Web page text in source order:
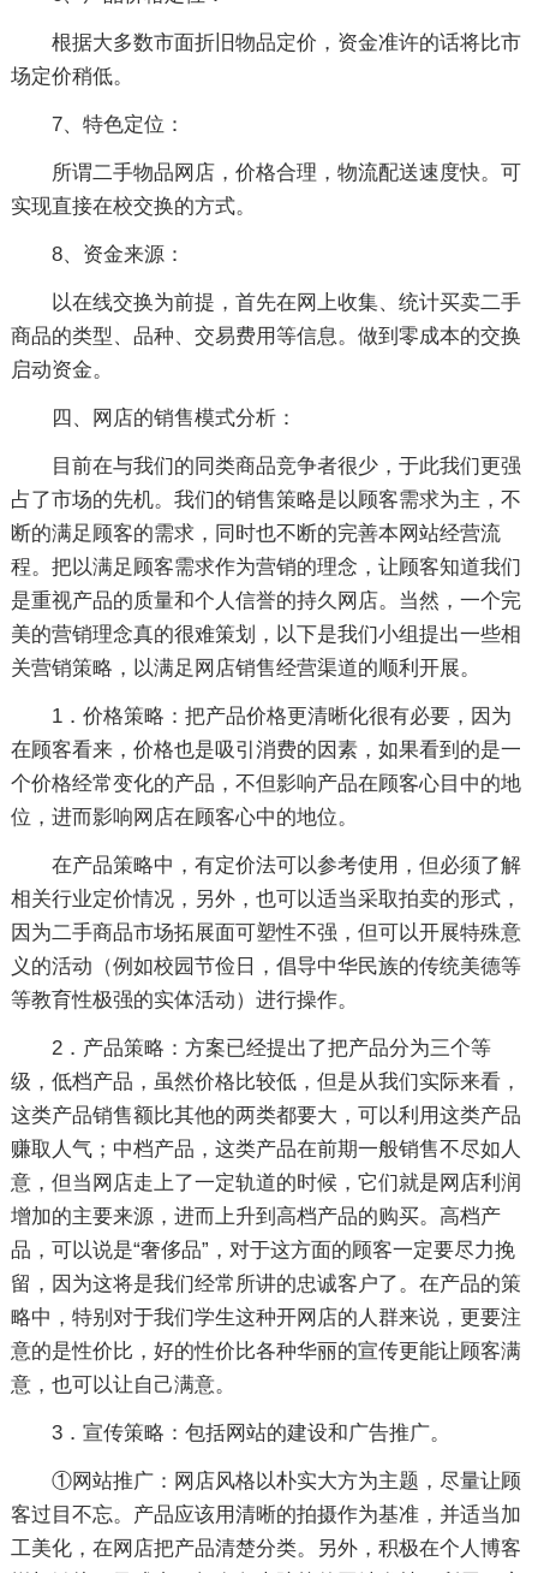
根据大多数市面折旧物品定价，资金准许的话将比市
场定价稍低。
7、特色定位：
所谓二手物品网店，价格合理，物流配送速度快。可
实现直接在校交换的方式。
8、资金来源：
以在线交换为前提，首先在网上收集、统计买卖二手
商品的类型、品种、交易费用等信息。做到零成本的交换
启动资金。
四、网店的销售模式分析：
目前在与我们的同类商品竞争者很少，于此我们更强
占了市场的先机。我们的销售策略是以顾客需求为主，不
断的满足顾客的需求，同时也不断的完善本网站经营流
程。把以满足顾客需求作为营销的理念，让顾客知道我们
是重视产品的质量和个人信誉的持久网店。当然，一个完
美的营销理念真的很难策划，以下是我们小组提出一些相
关营销策略，以满足网店销售经营渠道的顺利开展。
1．价格策略：把产品价格更清晰化很有必要，因为
在顾客看来，价格也是吸引消费的因素，如果看到的是一
个价格经常变化的产品，不但影响产品在顾客心目中的地
位，进而影响网店在顾客心中的地位。
在产品策略中，有定价法可以参考使用，但必须了解
相关行业定价情况，另外，也可以适当采取拍卖的形式，
因为二手商品市场拓展面可塑性不强，但可以开展特殊意
义的活动（例如校园节俭日，倡导中华民族的传统美德等
等教育性极强的实体活动）进行操作。
2．产品策略：方案已经提出了把产品分为三个等
级，低档产品，虽然价格比较低，但是从我们实际来看，
这类产品销售额比其他的两类都要大，可以利用这类产品
赚取人气；中档产品，这类产品在前期一般销售不尽如人
意，但当网店走上了一定轨道的时候，它们就是网店利润
增加的主要来源，进而上升到高档产品的购买。高档产
品，可以说是“奢侈品”，对于这方面的顾客一定要尽力挽
留，因为这将是我们经常所讲的忠诚客户了。在产品的策
略中，特别对于我们学生这种开网店的人群来说，更要注
意的是性价比，好的性价比各种华丽的宣传更能让顾客满
意，也可以让自己满意。
3．宣传策略：包括网站的建设和广告推广。
①网站推广：网店风格以朴实大方为主题，尽量让顾
客过目不忘。产品应该用清晰的拍摄作为基准，并适当加
工美化，在网店把产品清楚分类。另外，积极在个人博客